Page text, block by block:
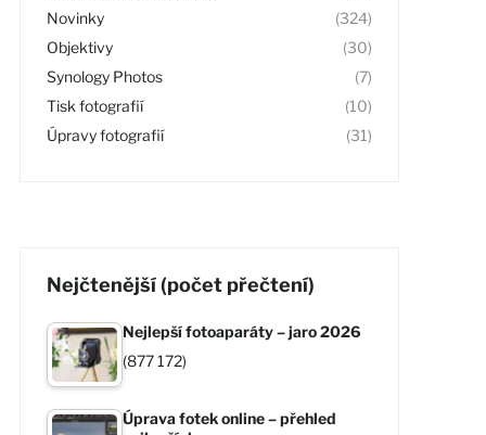
Novinky
(324)
Objektivy
(30)
Synology Photos
(7)
Tisk fotografií
(10)
Úpravy fotografií
(31)
Nejčtenější (počet přečtení)
Nejlepší fotoaparáty – jaro 2026
(877 172)
Úprava fotek online – přehled